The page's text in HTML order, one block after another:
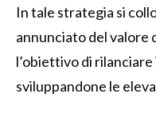
In tale strategia si
annunciato del valore
l’obiettivo di
sviluppandone le